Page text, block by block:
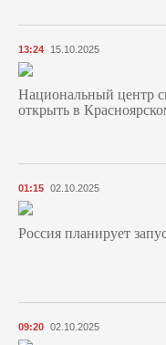
13:24 15.10.2025
Национальный центр
открыть в
01:15 02.10.2025
Россия планирует
09:20 02.10.2025